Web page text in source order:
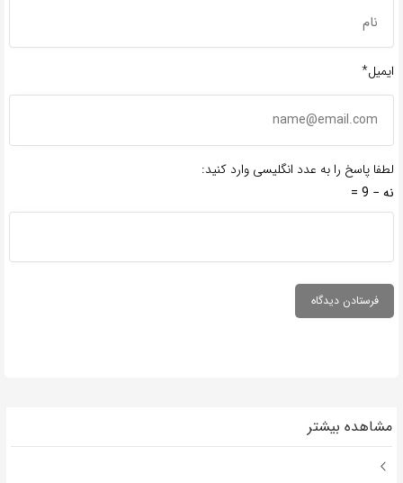
ایمیل*
لطفا پاسخ را به عدد انگلیسی وارد کنید:
نه − 9 =
مشاهده بیشتر